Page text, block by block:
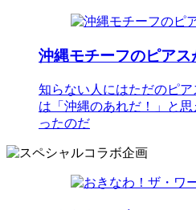
沖縄モチーフのピアス
知らない人にはただのピ
は「沖縄のあれだ！」と
ったのだ